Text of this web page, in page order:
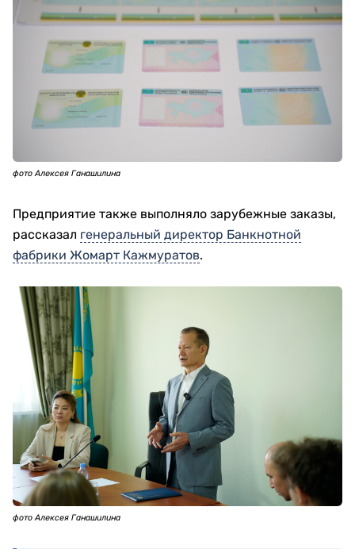
фото Алексея Ганашилина
Предприятие также выполняло зарубежные заказы,
рассказал генеральный директор Банкнотной
фабрики Жомарт Кажмуратов.
фото Алексея Ганашилина